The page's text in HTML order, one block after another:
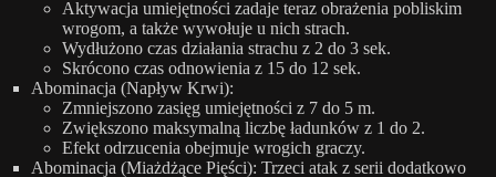
Aktywacja umiejętności zadaje teraz obrażenia pobliskim
wrogom, a także wywołuje u nich strach.
Wydłużono czas działania strachu z 2 do 3 sek.
Skrócono czas odnowienia z 15 do 12 sek.
Abominacja (Napływ Krwi):
Zmniejszono zasięg umiejętności z 7 do 5 m.
Zwiększono maksymalną liczbę ładunków z 1 do 2.
Efekt odrzucenia obejmuje wrogich graczy.
Abominacja (Miażdżące Pięści): Trzeci atak z serii dodatkowo